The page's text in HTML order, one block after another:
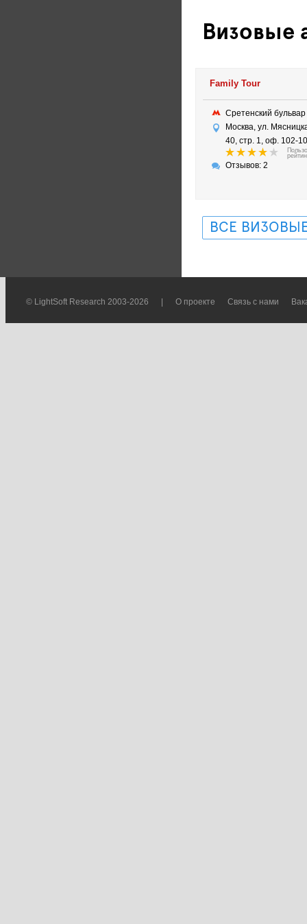
Визовые
Family Tour
Сретенский
Москва, ул.
40, стр. 1, оф. 102-
Отзывов: 2
ВСЕ
© LightSoft Research 2003-2026 О проекте Связь с нами